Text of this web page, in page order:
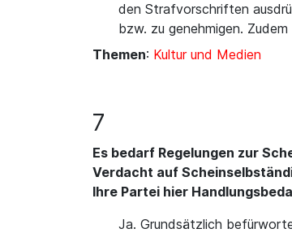
den Strafvorschriften
bzw. zu genehmigen.
Themen: Kultur und Medien
7
Es bedarf Regelungen zur
Verdacht auf
Ihre Partei hier
Ja. Grundsätzlich